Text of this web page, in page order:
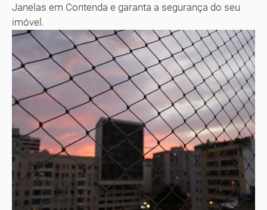
Janelas em Contenda e garanta a segurança do seu
imóvel.